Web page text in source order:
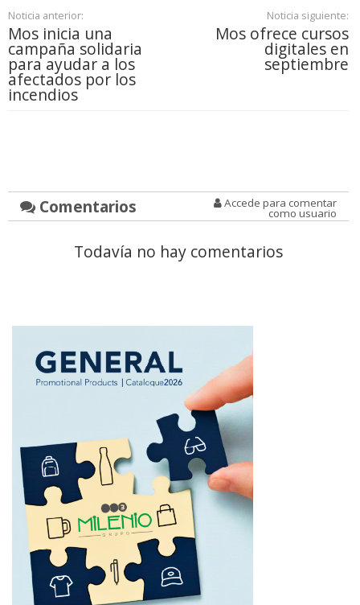
Noticia anterior:
Mos inicia una
campaña solidaria
para ayudar a los
afectados por los
incendios
Noticia siguiente:
Mos ofrece cursos
digitales en
septiembre
Comentarios Accede para comentar
como usuario
Todavía no hay comentarios